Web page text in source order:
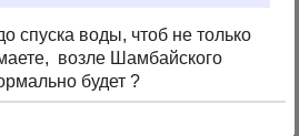
спуска воды, чтоб не только
возле Шамбайского
будет ?